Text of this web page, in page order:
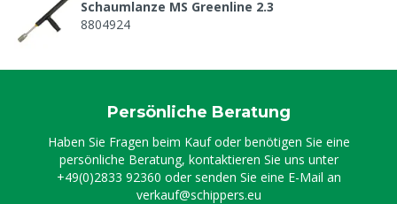
Schaumlanze MS Greenline 2.3
8804924
Persönliche Beratung
Haben Sie Fragen beim Kauf oder benötigen Sie eine
persönliche Beratung, kontaktieren Sie uns unter
+49(0)2833 92360 oder senden Sie eine E-Mail an
verkauf@schippers.eu